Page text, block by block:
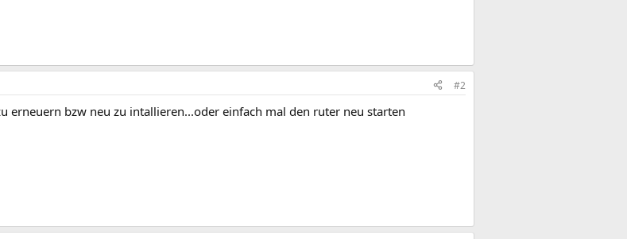
#2
erneuern bzw neu zu intallieren...oder einfach mal den ruter neu starten